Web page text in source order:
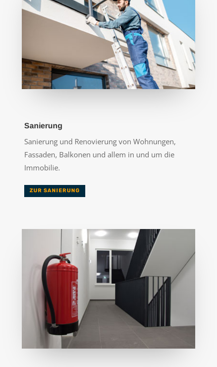
Sanierung
Sanierung und Renovierung von Wohnungen,
Fassaden, Balkonen und allem in und um die
Immobilie.
ZUR SANIERUNG